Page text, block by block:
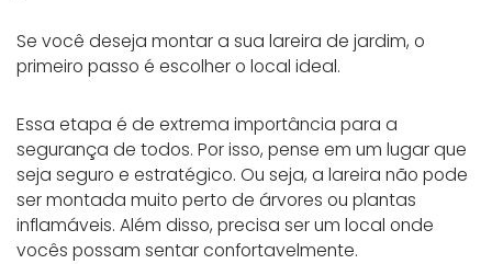
Se você deseja montar a sua lareira de jardim, o
primeiro passo é escolher o local ideal.
Essa etapa é de extrema importância para a
segurança de todos. Por isso, pense em um lugar que
seja seguro e estratégico. Ou seja, a lareira não pode
ser montada muito perto de árvores ou plantas
inflamáveis. Além disso, precisa ser um local onde
vocês possam sentar confortavelmente.